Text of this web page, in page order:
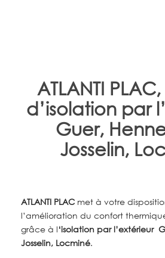
ATLANTI
d’isolation par
Guer,
Josselin,
ATLANTI PLAC met à votre
l’amélioration du confort
grâce à l‘isolation par l’extérieur
Josselin, Locminé.